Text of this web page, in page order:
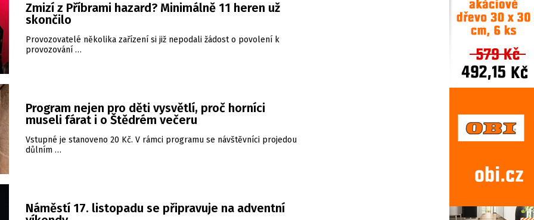
Zmizí z Příbrami hazard? Minimálně 11 heren už
skončilo
Provozovatelé několika zařízení si již nepodali žádost o povolení k
provozování …
Program nejen pro děti vysvětlí, proč horníci
museli fárat i o Štědrém večeru
Vstupné je stanoveno 20 Kč. V rámci programu se návštěvníci projedou
důlním …
Náměstí 17. listopadu se připravuje na adventní